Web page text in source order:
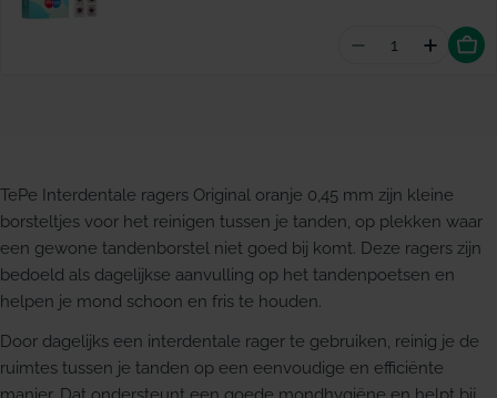
Aantal
TePe Interdentale ragers Original oranje 0,45 mm zijn kleine
borsteltjes voor het reinigen tussen je tanden, op plekken waar
een gewone tandenborstel niet goed bij komt. Deze ragers zijn
bedoeld als dagelijkse aanvulling op het tandenpoetsen en
helpen je mond schoon en fris te houden.
Door dagelijks een interdentale rager te gebruiken, reinig je de
ruimtes tussen je tanden op een eenvoudige en efficiënte